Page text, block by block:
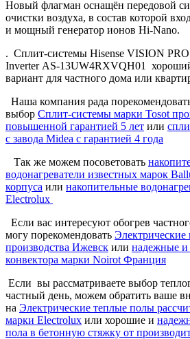
Новый флагман оснащён передовой
очистки воздуха, в состав которой
и мощный генератор ионов Hi-Nano.
. Сплит-системы Hisense VISION
Inverter AS-13UW4RXVQH01
вариант для частного дома или
Наша компания рада
выбор Сплит-системы марки Tosot
повышенной гарантией 5 лет или
с завода Midea c гарантией 4 года
Так же можем посоветовать
водонагреватели известных марок
корпуса или накопительные
Electrolux
Если вас интересуют обогрев
могу порекомендовать Электрические
производства Ижевск или надежные и
конвектора марки Noirot Франция
Если вы рассматриваете выбор
частный день, можем обратить ваше
на Электрические теплые полы
марки Electrolux или хорошие и
пола в бетонную стяжку от